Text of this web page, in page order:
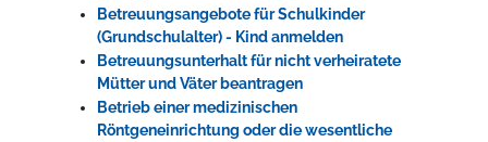
Betreuungsangebote für Schulkinder
(Grundschulalter) - Kind anmelden
Betreuungsunterhalt für nicht verheiratete
Mütter und Väter beantragen
Betrieb einer medizinischen
Röntgeneinrichtung oder die wesentliche